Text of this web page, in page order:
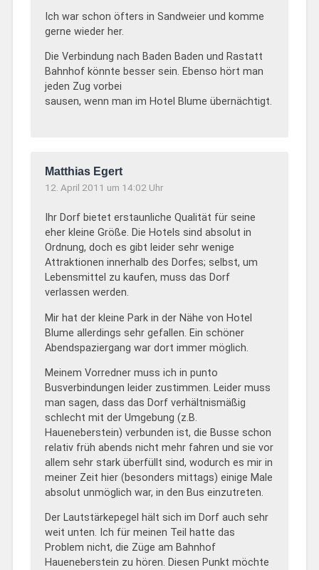
Ich war schon öfters in Sandweier und komme
gerne wieder her.
Die Verbindung nach Baden Baden und Rastatt
Bahnhof könnte besser sein. Ebenso hört man
jeden Zug vorbei
sausen, wenn man im Hotel Blume übernächtigt.
Matthias Egert
12. April 2011 um 14:02 Uhr
Ihr Dorf bietet erstaunliche Qualität für seine
eher kleine Größe. Die Hotels sind absolut in
Ordnung, doch es gibt leider sehr wenige
Attraktionen innerhalb des Dorfes; selbst, um
Lebensmittel zu kaufen, muss das Dorf
verlassen werden.
Mir hat der kleine Park in der Nähe von Hotel
Blume allerdings sehr gefallen. Ein schöner
Abendspaziergang war dort immer möglich.
Meinem Vorredner muss ich in punto
Busverbindungen leider zustimmen. Leider muss
man sagen, dass das Dorf verhältnismäßig
schlecht mit der Umgebung (z.B.
Haueneberstein) verbunden ist, die Busse schon
relativ früh abends nicht mehr fahren und sie vor
allem sehr stark überfüllt sind, wodurch es mir in
meiner Zeit hier (besonders mittags) einige Male
absolut unmöglich war, in den Bus einzutreten.
Der Lautstärkepegel hält sich im Dorf auch sehr
weit unten. Ich für meinen Teil hatte das
Problem nicht, die Züge am Bahnhof
Haueneberstein zu hören. Diesen Punkt möchte